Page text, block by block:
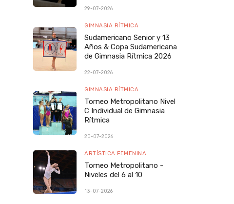
29-07-2026
GIMNASIA RÍTMICA
Sudamericano Senior y 13
Años & Copa Sudamericana
de Gimnasia Rítmica 2026
22-07-2026
GIMNASIA RÍTMICA
Torneo Metropolitano Nivel
C Individual de Gimnasia
Rítmica
20-07-2026
ARTÍSTICA FEMENINA
Torneo Metropolitano -
Niveles del 6 al 10
13-07-2026